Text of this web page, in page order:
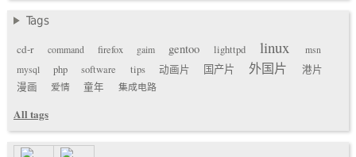
Tags
cd-r
command firefox gaim gentoo lighttpd linux
msn
mysql
php software tips 动画片 国产片 外国片
港片
漫画
爱情 童年 集成电路
All tags